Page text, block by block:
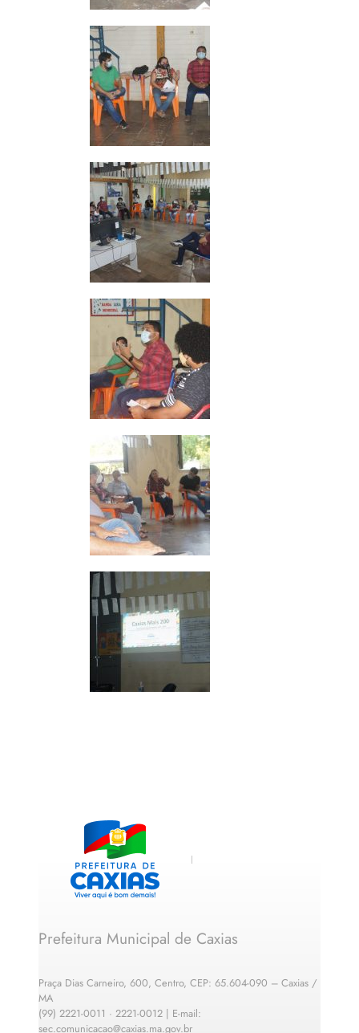
Prefeitura Municipal de Caxias
Praça Dias Carneiro, 600, Centro, CEP: 65.604-090 – Caxias /
MA
(99) 2221-0011 · 2221-0012 | E-mail:
sec.comunicacao@caxias.ma.gov.br